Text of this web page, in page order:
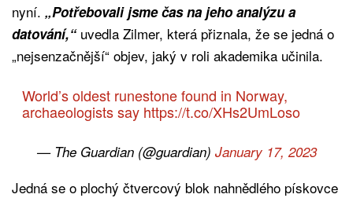
nyní. „Potřebovali jsme čas na jeho analýzu a
datování,“ uvedla Zilmer, která přiznala, že se jedná o
„nejsenzačnější“ objev, jaký v roli akademika učinila.
World’s oldest runestone found in Norway,
archaeologists say https://t.co/XHs2UmLoso
— The Guardian (@guardian) January 17, 2023
Jedná se o plochý čtvercový blok nahnědlého pískovce